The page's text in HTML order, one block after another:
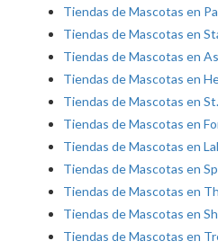
Tiendas de Mascotas en
Tiendas de Mascotas en
Tiendas de Mascotas en
Tiendas de Mascotas en
Tiendas de Mascotas en
Tiendas de Mascotas en
Tiendas de Mascotas en
Tiendas de Mascotas en
Tiendas de Mascotas en
Tiendas de Mascotas en
Tiendas de Mascotas en